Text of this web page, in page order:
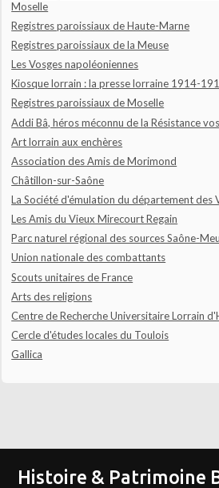
Moselle
Registres paroissiaux de Haute-Marne
Registres paroissiaux de la Meuse
Les Vosges napoléoniennes
Kiosque lorrain : la presse lorraine 1914-
Registres paroissiaux de Moselle
Addi Bâ, héros méconnu de la Résistance
Art lorrain aux enchères
Association des Amis de Morimond
Châtillon-sur-Saône
La Société d'émulation du département des
Les Amis du Vieux Mirecourt Regain
Parc naturel régional des sources Saône-
Union nationale des combattants
Scouts unitaires de France
Arts des religions
Centre de Recherche Universitaire Lorrain
Cercle d'études locales du Toulois
Gallica
Histoire & Patrimoine